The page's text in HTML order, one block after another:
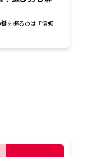
を握るのは「信頼